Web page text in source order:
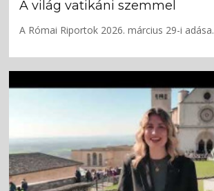
A világ vatikáni szemmel
A Római Riportok 2026. március 29-i adása.